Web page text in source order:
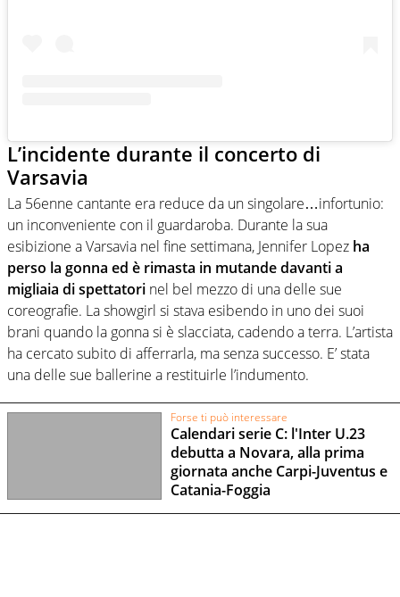
L’incidente durante il concerto di
Varsavia
La 56enne cantante era reduce da un singolare…infortunio:
un inconveniente con il guardaroba. Durante la sua
esibizione a Varsavia nel fine settimana, Jennifer Lopez ha
perso la gonna ed è rimasta in mutande davanti a
migliaia di spettatori nel bel mezzo di una delle sue
coreografie. La showgirl si stava esibendo in uno dei suoi
brani quando la gonna si è slacciata, cadendo a terra. L’artista
ha cercato subito di afferrarla, ma senza successo. E’ stata
una delle sue ballerine a restituirle l’indumento.
Forse ti può interessare
Calendari serie C: l'Inter U.23
debutta a Novara, alla prima
giornata anche Carpi-Juventus e
Catania-Foggia